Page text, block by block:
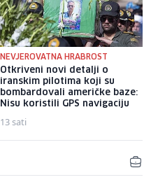
NEVJEROVATNA HRABROST
Otkriveni novi detalji o
iranskim pilotima koji su
bombardovali američke baze:
Nisu koristili GPS navigaciju
13 sati